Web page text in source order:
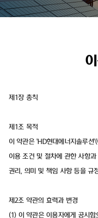
제1장 총칙
제1조 목적
이 약관은 'HD현대에너지솔루션
이용 조건 및 절차에 관한 사항
권리, 의미 및 책임 사항 등을 규
제2조 약관의 효력과 변경
(1) 이 약관은 이용자에게 공시